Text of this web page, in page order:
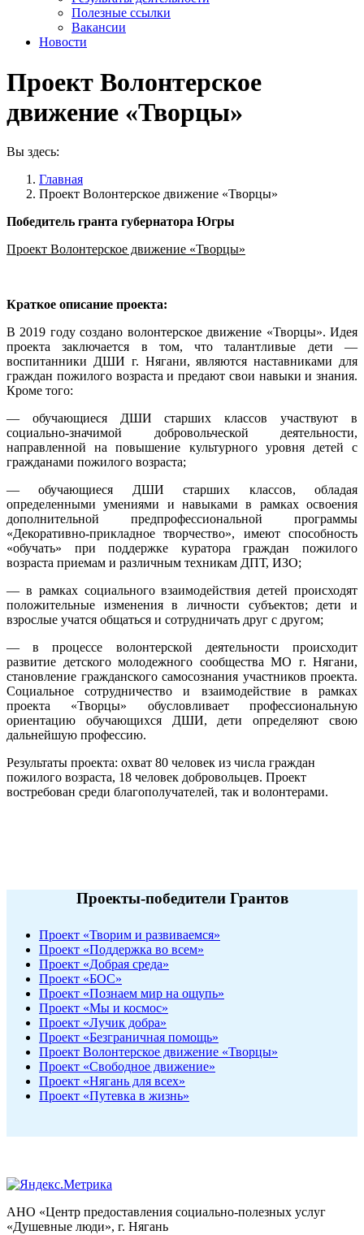
Полезные ссылки
Вакансии
Новости
Проект Волонтерское
движение «Творцы»
Вы здесь:
Главная
Проект Волонтерское движение «Творцы»
Победитель гранта губернатора Югры
Проект Волонтерское движение «Творцы»
Краткое описание проекта:
В 2019 году создано волонтерское движение «Творцы». Идея
проекта заключается в том, что талантливые дети —
воспитанники ДШИ г. Нягани, являются наставниками для
граждан пожилого возраста и предают свои навыки и знания.
Кроме того:
— обучающиеся ДШИ старших классов участвуют в
социально-значимой добровольческой деятельности,
направленной на повышение культурного уровня детей c
гражданами пожилого возраста;
— обучающиеся ДШИ старших классов, обладая
определенными умениями и навыками в рамках освоения
дополнительной предпрофессиональной программы
«Декоративно-прикладное творчество», имеют способность
«обучать» при поддержке куратора граждан пожилого
возраста приемам и различным техникам ДПТ, ИЗО;
— в рамках социального взаимодействия детей происходят
положительные изменения в личности субъектов; дети и
взрослые учатся общаться и сотрудничать друг с другом;
— в процессе волонтерской деятельности происходит
развитие детского молодежного сообщества МО г. Нягани,
становление гражданского самосознания участников проекта.
Социальное сотрудничество и взаимодействие в рамках
проекта «Творцы» обусловливает профессиональную
ориентацию обучающихся ДШИ, дети определяют свою
дальнейшую профессию.
Результаты проекта: охват 80 человек из числа граждан
пожилого возраста, 18 человек добровольцев. Проект
востребован среди благополучателей, так и волонтерами.
Проекты-победители Грантов
Проект «Творим и развиваемся»
Проект «Поддержка во всем»
Проект «Добрая среда»
Проект «БОС»
Проект «Познаем мир на ощупь»
Проект «Мы и космос»
Проект «Лучик добра»
Проект «Безграничная помощь»
Проект Волонтерское движение «Творцы»
Проект «Свободное движение»
Проект «Нягань для всех»
Проект «Путевка в жизнь»
АНО «Центр предоставления социально-полезных услуг
«Душевные люди», г. Нягань